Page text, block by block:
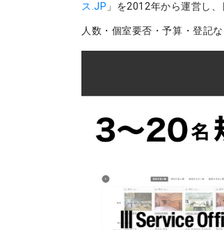
ス.JP 」を2012年から運営し
人数・個室要否・予算・登記